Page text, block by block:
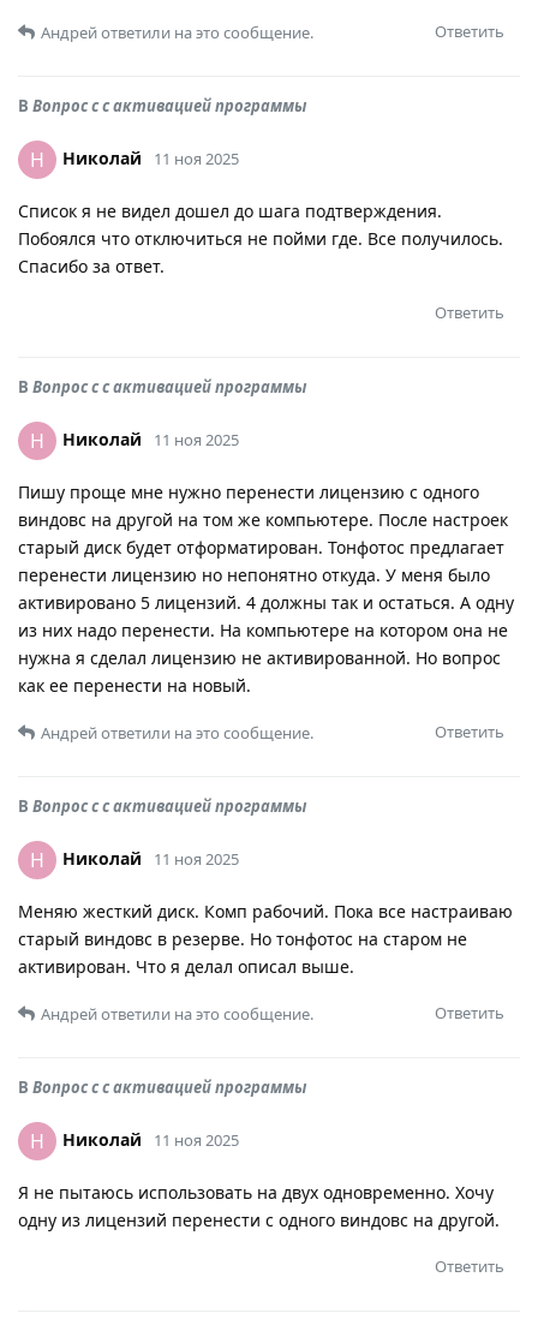
Ответить
Андрейответили на это сообщение.
В Вопрос с с активацией программы
Н Николай 11 ноя 2025
Список я не видел дошел до шага подтверждения.
Побоялся что отключиться не пойми где. Все получилось.
Спасибо за ответ.
Ответить
В Вопрос с с активацией программы
Н Николай 11 ноя 2025
Пишу проще мне нужно перенести лицензию с одного
виндовс на другой на том же компьютере. После настроек
старый диск будет отформатирован. Тонфотос предлагает
перенести лицензию но непонятно откуда. У меня было
активировано 5 лицензий. 4 должны так и остаться. А одну
из них надо перенести. На компьютере на котором она не
нужна я сделал лицензию не активированной. Но вопрос
как ее перенести на новый.
Ответить
Андрейответили на это сообщение.
В Вопрос с с активацией программы
Н Николай 11 ноя 2025
Меняю жесткий диск. Комп рабочий. Пока все настраиваю
старый виндовс в резерве. Но тонфотос на старом не
активирован. Что я делал описал выше.
Ответить
Андрейответили на это сообщение.
В Вопрос с с активацией программы
Н Николай 11 ноя 2025
Я не пытаюсь использовать на двух одновременно. Хочу
одну из лицензий перенести с одного виндовс на другой.
Ответить